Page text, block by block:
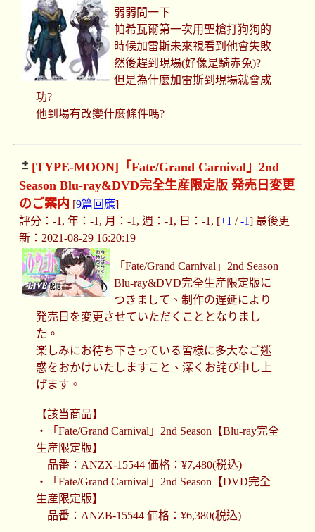
弱弱問一下
帕希瓦爾第一次用聖槍打狗狗的
時候加雷斯未來視看到他會失敗
然後趕到現場(好像是騎赤兔)?
但是為什麼加雷斯到現場就會成
功?
他到場有改變什麼條件嗎?
[TYPE-MOON] 「Fate/Grand Carnival」2nd
Season Blu-ray&DVD完全生産限定版 発売日変更
のご案内 [9篇回應]
評分：-1, 年：-1, 月：-1, 週：-1, 日：-1, [+1 /-1] 最後更
新：2021-08-29 16:20:19
「Fate/Grand Carnival」2nd Season
Blu-ray&DVD完全生産限定版に
つきまして、制作の遅延により
発売日を変更させていただくこととなりまし
た。
楽しみにお待ち下さっている皆様に多大なご迷
惑をおかけいたしますこと、深くお詫び申し上
げます。
【該当商品】
・「Fate/Grand Carnival」2nd Season【Blu-ray完全
生産限定版】
品番：ANZX-15544 価格：¥7,480(税込)
・「Fate/Grand Carnival」2nd Season【DVD完全
生産限定版】
品番：ANZB-15544 価格：¥6,380(税込)